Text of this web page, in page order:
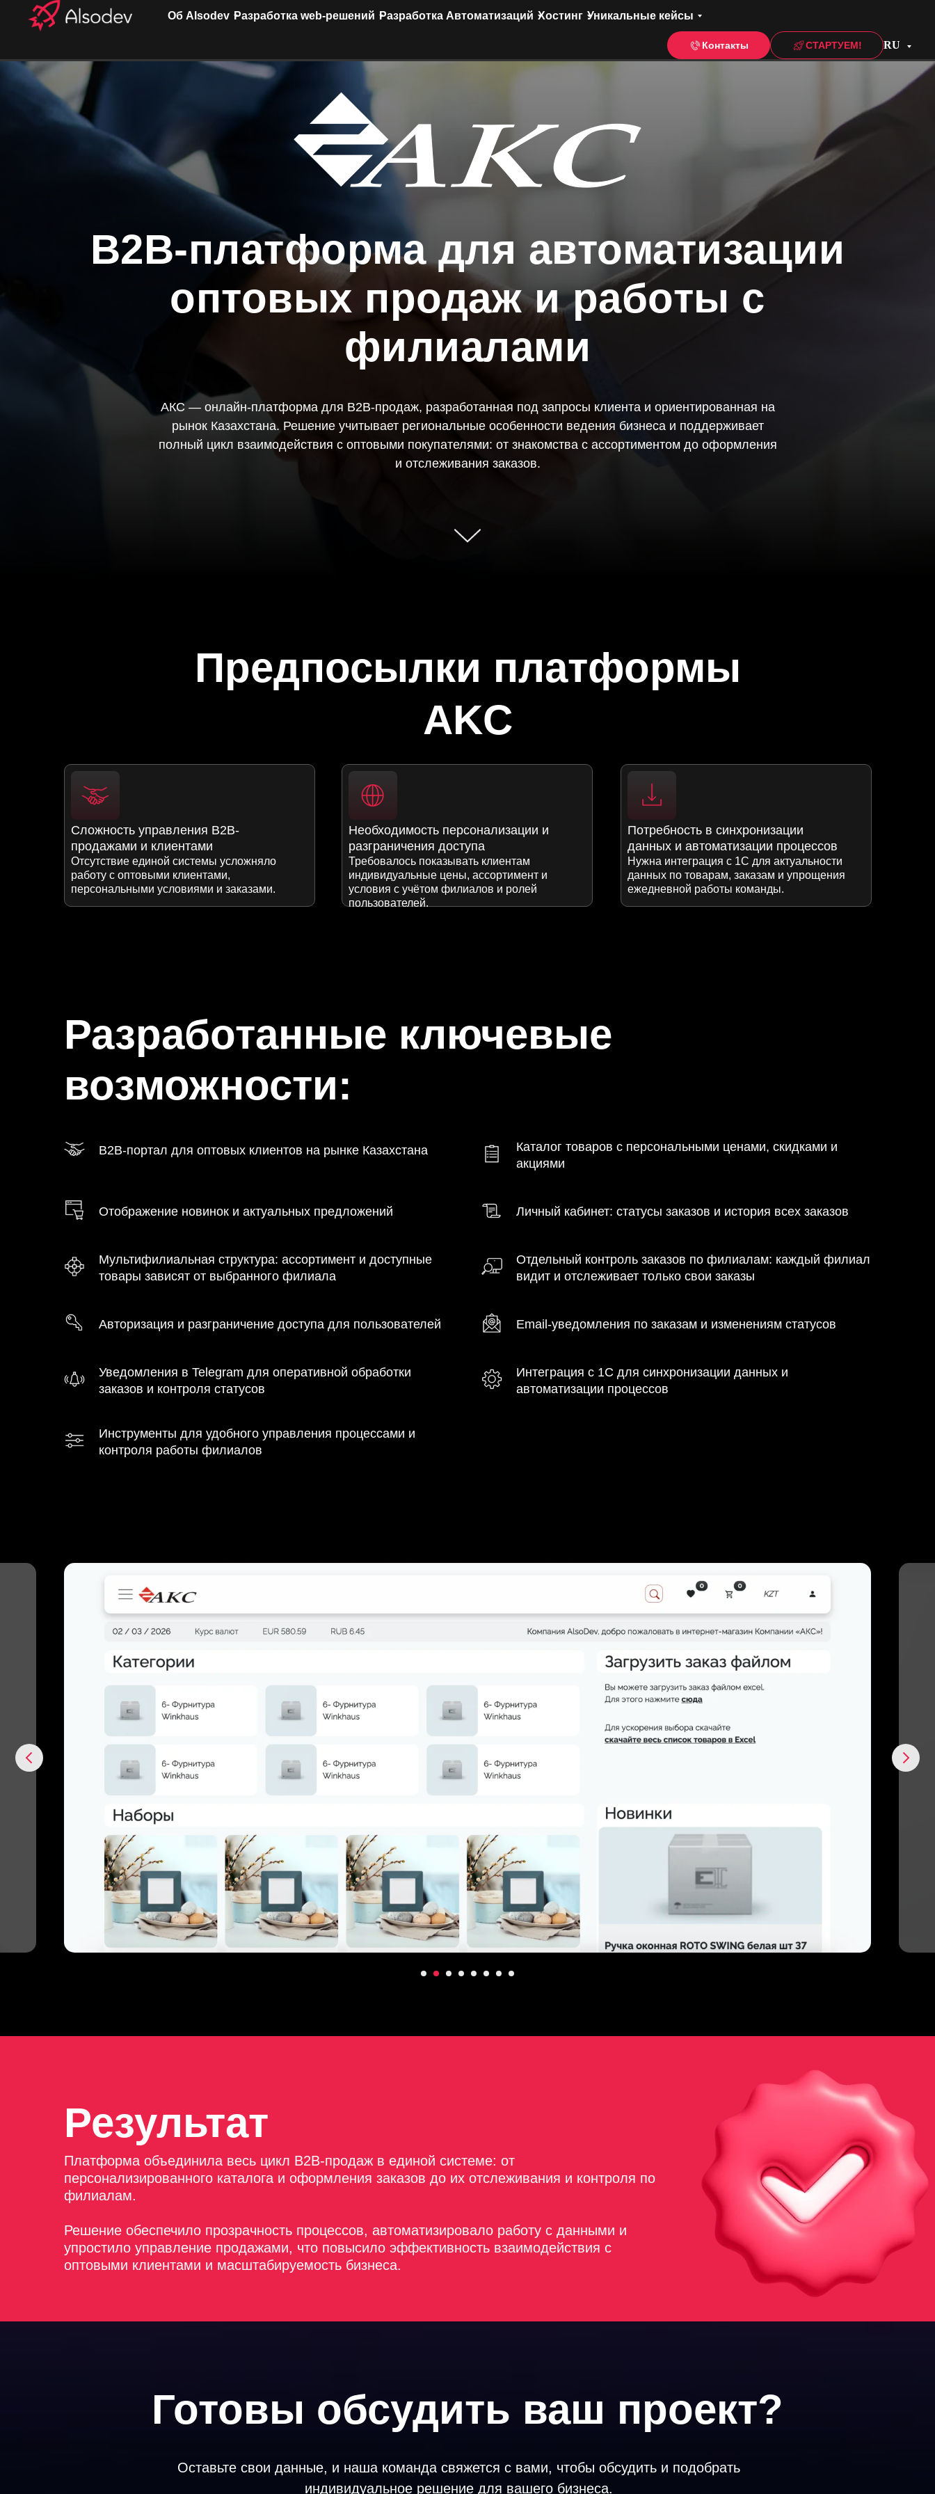
Об Alsodev Разработка web-решений Разработка Автоматизаций Хостинг Уникальные кейсы
Контакты СТАРТУЕМ! RU
B2B-платформа для автоматизации
оптовых продаж и работы с
филиалами
АКС — онлайн-платформа для B2B-продаж, разработанная под запросы клиента и ориентированная на
рынок Казахстана. Решение учитывает региональные особенности ведения бизнеса и поддерживает
полный цикл взаимодействия с оптовыми покупателями: от знакомства с ассортиментом до оформления
и отслеживания заказов.
Потребность в синхронизации
данных и автоматизации процессов
Нужна интеграция с 1С для актуальности
данных по товарам, заказам и упрощения
ежедневной работы команды.
Необходимость персонализации и
разграничения доступа
Требовалось показывать клиентам
индивидуальные цены, ассортимент и
условия с учётом филиалов и ролей
пользователей.
Сложность управления B2B-
продажами и клиентами
Отсутствие единой системы усложняло
работу с оптовыми клиентами,
персональными условиями и заказами.
Предпосылки платформы
AKC
Разработанные ключевые
возможности:
B2B-портал для оптовых клиентов на рынке Казахстана
Каталог товаров с персональными ценами, скидками и
акциями
Отображение новинок и актуальных предложений Личный кабинет: статусы заказов и история всех заказов
Мультифилиальная структура: ассортимент и доступные
товары зависят от выбранного филиала
Отдельный контроль заказов по филиалам: каждый филиал
видит и отслеживает только свои заказы
Авторизация и разграничение доступа для пользователей Email-уведомления по заказам и изменениям статусов
Уведомления в Telegram для оперативной обработки
заказов и контроля статусов
Интеграция с 1С для синхронизации данных и
автоматизации процессов
Инструменты для удобного управления процессами и
контроля работы филиалов
Результат
Платформа объединила весь цикл B2B-продаж в единой системе: от
персонализированного каталога и оформления заказов до их отслеживания и контроля по
филиалам.
Решение обеспечило прозрачность процессов, автоматизировало работу с данными и
упростило управление продажами, что повысило эффективность взаимодействия с
оптовыми клиентами и масштабируемость бизнеса.
Оставьте свои данные, и наша команда свяжется с вами, чтобы обсудить и подобрать
индивидуальное решение для вашего бизнеса.
Готовы обсудить ваш проект?